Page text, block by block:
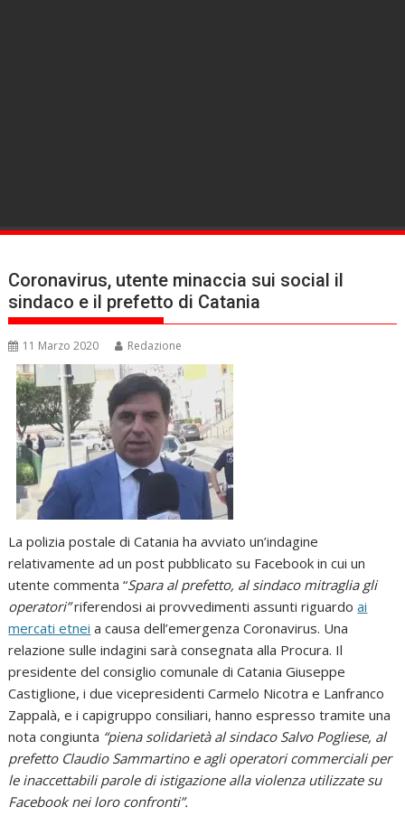
Coronavirus, utente minaccia sui social il
sindaco e il prefetto di Catania
11 Marzo 2020 Redazione
La polizia postale di Catania ha avviato un’indagine
relativamente ad un post pubblicato su Facebook in cui un
utente commenta “Spara al prefetto, al sindaco mitraglia gli
operatori”riferendosi ai provvedimenti assunti riguardoai
mercati etnei a causa dell’emergenza Coronavirus. Una
relazione sulle indagini sarà consegnata alla Procura. Il
presidente del consiglio comunale di Catania Giuseppe
Castiglione, i due vicepresidenti Carmelo Nicotra e Lanfranco
Zappalà, e i capigruppo consiliari, hanno espresso tramite una
nota congiunta “piena solidarietà al sindaco Salvo Pogliese, al
prefetto Claudio Sammartino e agli operatori commerciali per
le inaccettabili parole di istigazione alla violenza utilizzate su
Facebook nei loro confronti”.